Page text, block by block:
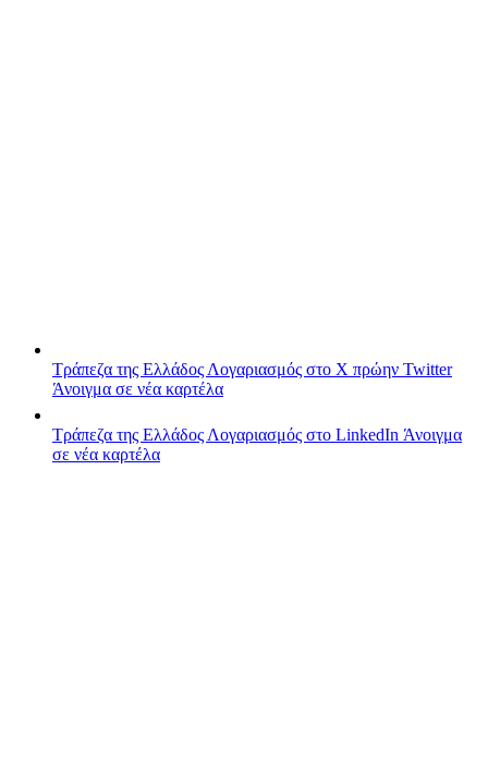
Τράπεζα της Ελλάδος Λογαριασμός στο X πρώην Twitter
Άνοιγμα σε νέα καρτέλα
Τράπεζα της Ελλάδος Λογαριασμός στο LinkedIn Άνοιγμα
σε νέα καρτέλα